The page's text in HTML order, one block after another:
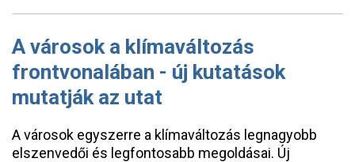
A városok a klímaváltozás
frontvonalában - új kutatások
mutatják az utat
A városok egyszerre a klímaváltozás legnagyobb
elszenvedői és legfontosabb megoldásai. Új